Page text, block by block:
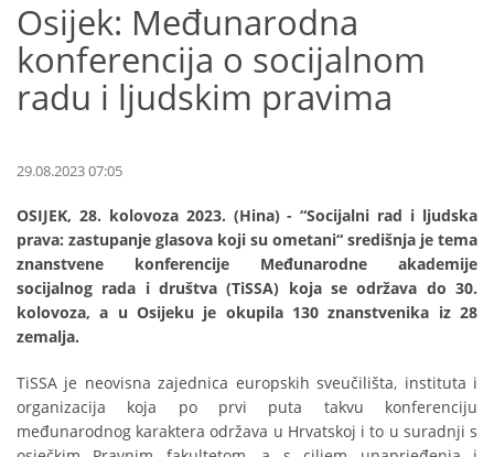
Osijek: Međunarodna
konferencija o socijalnom
radu i ljudskim pravima
29.08.2023 07:05
OSIJEK, 28. kolovoza 2023. (Hina) - “Socijalni rad i ljudska
prava: zastupanje glasova koji su ometani“ središnja je tema
znanstvene konferencije Međunarodne akademije
socijalnog rada i društva (TiSSA) koja se održava do 30.
kolovoza, a u Osijeku je okupila 130 znanstvenika iz 28
zemalja.
TiSSA je neovisna zajednica europskih sveučilišta, instituta i
organizacija koja po prvi puta takvu konferenciju
međunarodnog karaktera održava u Hrvatskoj i to u suradnji s